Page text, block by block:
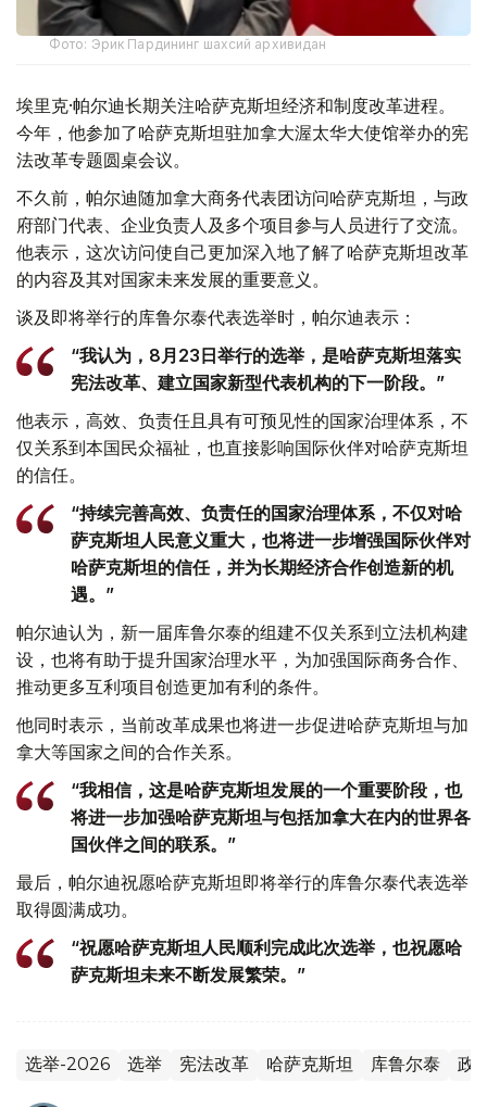
Фото: Эрик Пардининг шахсий архивидан
埃里克·帕尔迪长期关注哈萨克斯坦经济和制度改革进程。
今年，他参加了哈萨克斯坦驻加拿大渥太华大使馆举办的宪
法改革专题圆桌会议。
不久前，帕尔迪随加拿大商务代表团访问哈萨克斯坦，与政
府部门代表、企业负责人及多个项目参与人员进行了交流。
他表示，这次访问使自己更加深入地了解了哈萨克斯坦改革
的内容及其对国家未来发展的重要意义。
谈及即将举行的库鲁尔泰代表选举时，帕尔迪表示：
“我认为，8月23日举行的选举，是哈萨克斯坦落实
宪法改革、建立国家新型代表机构的下一阶段。”
他表示，高效、负责任且具有可预见性的国家治理体系，不
仅关系到本国民众福祉，也直接影响国际伙伴对哈萨克斯坦
的信任。
“持续完善高效、负责任的国家治理体系，不仅对哈
萨克斯坦人民意义重大，也将进一步增强国际伙伴对
哈萨克斯坦的信任，并为长期经济合作创造新的机
遇。”
帕尔迪认为，新一届库鲁尔泰的组建不仅关系到立法机构建
设，也将有助于提升国家治理水平，为加强国际商务合作、
推动更多互利项目创造更加有利的条件。
他同时表示，当前改革成果也将进一步促进哈萨克斯坦与加
拿大等国家之间的合作关系。
“我相信，这是哈萨克斯坦发展的一个重要阶段，也
将进一步加强哈萨克斯坦与包括加拿大在内的世界各
国伙伴之间的联系。”
最后，帕尔迪祝愿哈萨克斯坦即将举行的库鲁尔泰代表选举
取得圆满成功。
“祝愿哈萨克斯坦人民顺利完成此次选举，也祝愿哈
萨克斯坦未来不断发展繁荣。”
选举-2026 选举 宪法改革 哈萨克斯坦 库鲁尔泰 政